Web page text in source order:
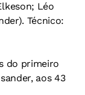
Léo
Técnico:
do primeiro
aos 43